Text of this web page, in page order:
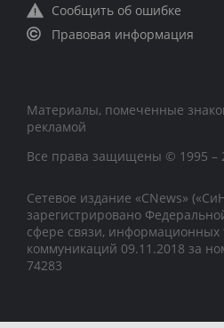
Сообщить об ошибке
Правовая информация
Материалы, помеченные
рекламой
Все права защищены © 1995 –
Сетевое издание «CNews»
зарегистрировано
сфере связи, информационных
коммуникаций 09.11.2018 за
74283